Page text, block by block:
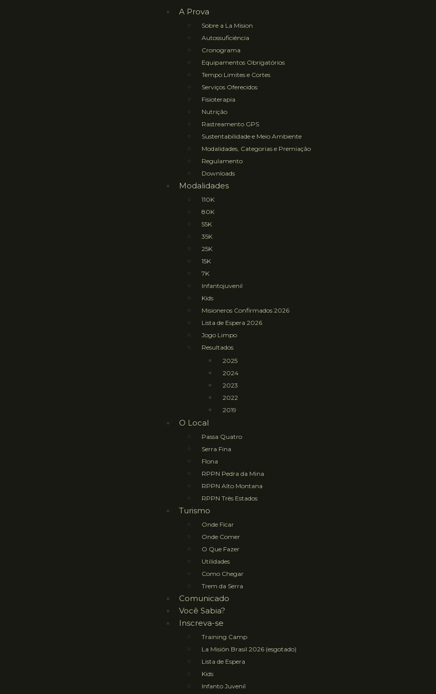
A Prova
Sobre a La Mision
Autossuficiência
Cronograma
Equipamentos Obrigatórios
Tempo Limites e Cortes
Serviços Oferecidos
Fisioterapia
Nutrição
Rastreamento GPS
Sustentabilidade e Meio Ambiente
Modalidades, Categorias e Premiação
Regulamento
Downloads
Modalidades
110K
80K
55K
35K
25K
15K
7K
Infantojuvenil
Kids
Misioneros Confirmados 2026
Lista de Espera 2026
Jogo Limpo
Resultados
2025
2024
2023
2022
2019
O Local
Passa Quatro
Serra Fina
Flona
RPPN Pedra da Mina
RPPN Alto Montana
RPPN Três Estados
Turismo
Onde Ficar
Onde Comer
O Que Fazer
Utilidades
Como Chegar
Trem da Serra
Comunicado
Você Sabia?
Inscreva-se
Training Camp
La Misión Brasil 2026 (esgotado)
Lista de Espera
Kids
Infanto Juvenil